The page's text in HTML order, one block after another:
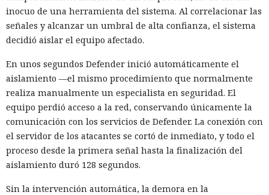
inocuo de una herramienta del sistema. Al correlacionar las
señales y alcanzar un umbral de alta confianza, el sistema
decidió aislar el equipo afectado.
En unos segundos Defender inició automáticamente el
aislamiento —el mismo procedimiento que normalmente
realiza manualmente un especialista en seguridad. El
equipo perdió acceso a la red, conservando únicamente la
comunicación con los servicios de Defender. La conexión con
el servidor de los atacantes se cortó de inmediato, y todo el
proceso desde la primera señal hasta la finalización del
aislamiento duró 128 segundos.
Sin la intervención automática, la demora en la